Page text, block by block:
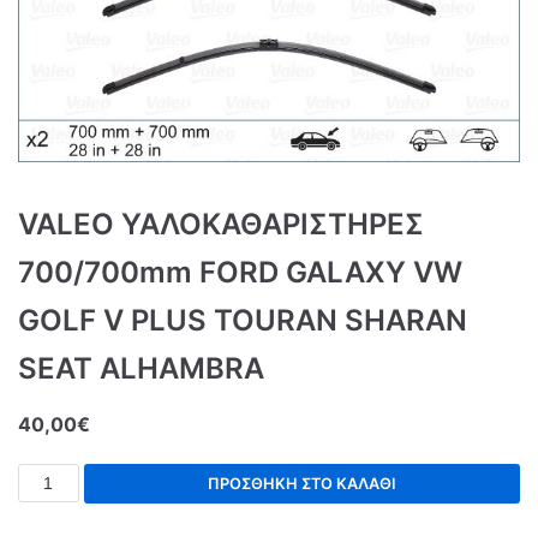
VALEO ΥΑΛΟΚΑΘΑΡΙΣΤΗΡΕΣ
700/700mm FORD GALAXY VW
GOLF V PLUS TOURAN SHARAN
SEAT ALHAMBRA
40,00€
ΠΡΟΣΘΉΚΗ ΣΤΟ ΚΑΛΆΘΙ